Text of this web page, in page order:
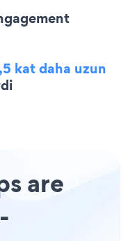
kat daha uzun
are